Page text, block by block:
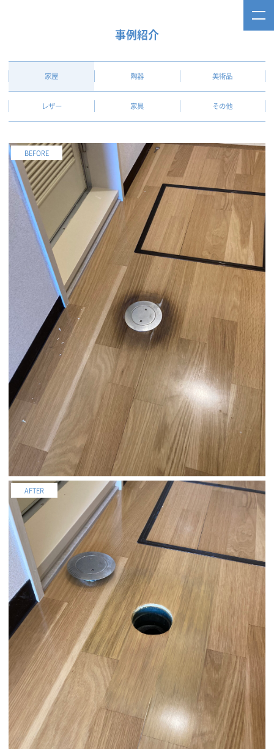
事例紹介
家屋 陶器 美術品
レザー 家具 その他